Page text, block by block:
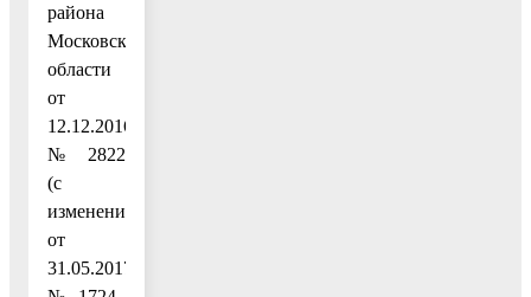
района
Московской
области
от
12.12.2016
№ 2822
(с
изменениями
от
31.05.2017